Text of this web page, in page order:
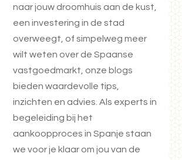
naar jouw droomhuis aan de kust,
een investering in de stad
overweegt, of simpelweg meer
wilt weten over de Spaanse
vastgoedmarkt, onze blogs
bieden waardevolle tips,
inzichten en advies. Als experts in
begeleiding bij het
aankoopproces in Spanje staan
we voor je klaar om jou van de